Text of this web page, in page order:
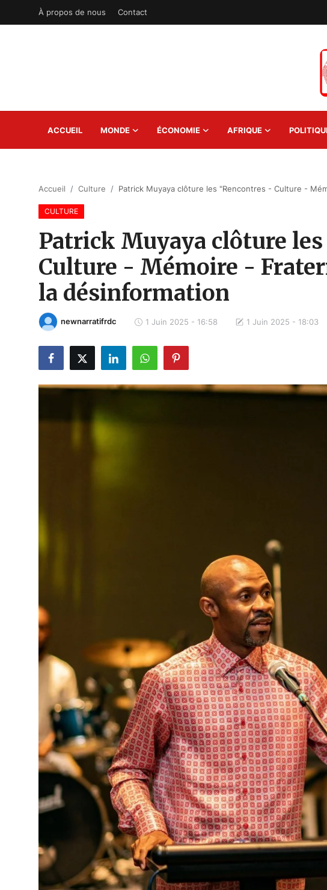
À propos de nous Contact
ACCUEIL MONDE ÉCONOMIE AFRIQUE
Accueil
Monde
Économie
Afrique
Politique
Société
Éducation
Finances
Communication
Opinions
Infrastructures
Coopération
Environnement
Accueil Culture Patrick Muyaya clôture les "Rencontres - Culture -
CULTURE
Patrick Muyaya clôture
Culture - Mémoire -
la désinformation
newnarratifrdc 1 Juin 2025 - 16:58 1 Juin 2025 - 18:03